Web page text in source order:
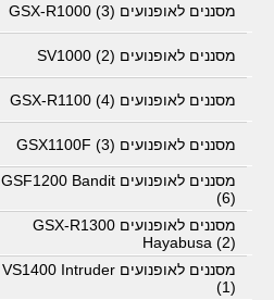
מסננים לאופנועים GSX-R1000 (3)
מסננים לאופנועים SV1000 (2)
מסננים לאופנועים GSX-R1100 (4)
מסננים לאופנועים GSX1100F (3)
מסננים לאופנועים GSF1200 Bandit
(6)
מסננים לאופנועים GSX-R1300
Hayabusa (2)
מסננים לאופנועים VS1400 Intruder
(1)